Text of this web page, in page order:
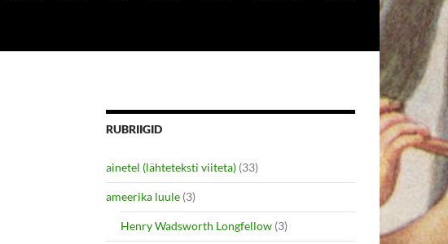
RUBRIIGID
ainetel (lähteteksti viiteta) (33)
ameerika luule (3)
Henry Wadsworth Longfellow (3)